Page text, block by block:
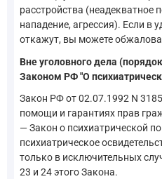
расстройства (неадекватное
нападение, агрессия). Если в
откажут, вы можете
Вне уголовного дела
Законом РФ "О
Закон РФ от 02.07.1992 N
помощи и гарантиях прав
— Закон о психиатрической
психиатрическое
только в исключительных
23 и 24 этого Закона.